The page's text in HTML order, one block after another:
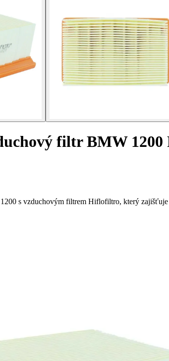
filtr BMW 1200
s vzduchovým filtrem Hiflofiltro, který